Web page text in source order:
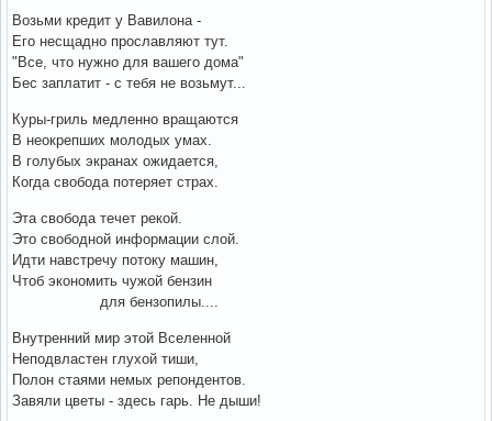
Возьми кредит у Вавилона -
Его несщадно прославляют тут.
"Все, что нужно для вашего дома"
Бес заплатит - с тебя не возьмут...
Куры-гриль медленно вращаются
В неокрепших молодых умах.
В голубых экранах ожидается,
Когда свобода потеряет страх.
Эта свобода течет рекой.
Это свободной информации слой.
Идти навстречу потоку машин,
Чтоб экономить чужой бензин
для бензопилы....
Внутренний мир этой Вселенной
Неподвластен глухой тиши,
Полон стаями немых репондентов.
Завяли цветы - здесь гарь. Не дыши!